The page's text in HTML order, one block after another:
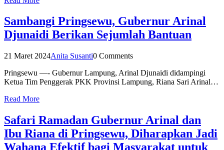
Sambangi Pringsewu, Gubernur Arinal
Djunaidi Berikan Sejumlah Bantuan
21 Maret 2024Anita Susanti0 Comments
Pringsewu —- Gubernur Lampung, Arinal Djunaidi didampingi
Ketua Tim Penggerak PKK Provinsi Lampung, Riana Sari Arinal…
Read More
Safari Ramadan Gubernur Arinal dan
Ibu Riana di Pringsewu, Diharapkan Jadi
Wahana Efektif bagi Masyarakat untuk